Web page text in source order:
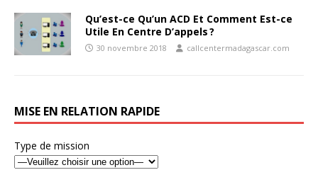
Qu’est-ce Qu’un ACD Et Comment Est-ce
Utile En Centre D’appels ?
30 novembre 2018 callcentermadagascar.com
MISE EN RELATION RAPIDE
Type de mission